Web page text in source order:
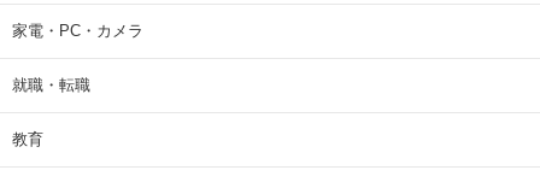
家電・PC・カメラ
就職・転職
教育